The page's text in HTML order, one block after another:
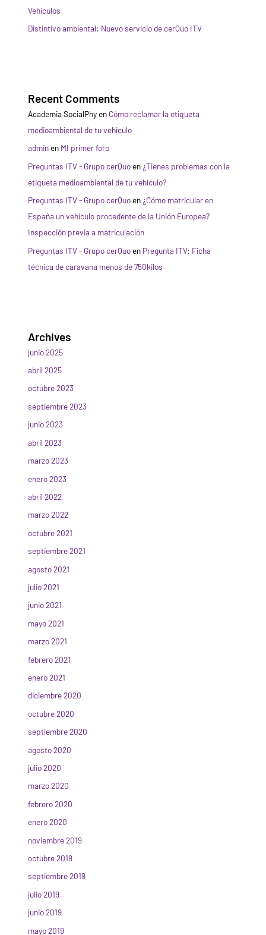
Vehículos
Distintivo ambiental: Nuevo servicio de cerQuo ITV
Recent Comments
Academia SocialPhyen Cómo reclamar la etiqueta
medioambiental de tu vehículo
adminen MI primer foro
Preguntas ITV - Grupo cerQuoen ¿Tienes problemas con la
etiqueta medioambiental de tu vehículo?
Preguntas ITV - Grupo cerQuoen ¿Cómo matricular en
España un vehículo procedente de la Unión Europea?
Inspección previa a matriculación
Preguntas ITV - Grupo cerQuoen Pregunta ITV: Ficha
técnica de caravana menos de 750kilos
Archives
junio 2025
abril 2025
octubre 2023
septiembre 2023
junio 2023
abril 2023
marzo 2023
enero 2023
abril 2022
marzo 2022
octubre 2021
septiembre 2021
agosto 2021
julio 2021
junio 2021
mayo 2021
marzo 2021
febrero 2021
enero 2021
diciembre 2020
octubre 2020
septiembre 2020
agosto 2020
julio 2020
marzo 2020
febrero 2020
enero 2020
noviembre 2019
octubre 2019
septiembre 2019
julio 2019
junio 2019
mayo 2019